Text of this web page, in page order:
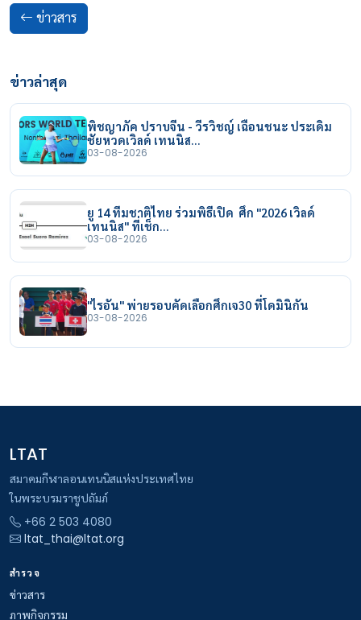
ข่าวสาร
ข่าวล่าสุด
พิชญาภัค ปราบจีน - วีรวิชญ์ เฉือนชนะ ประเดิม
ชัยหวดเวิลด์ เทนนิส…
03-08-2026
ยู 14 ทีมชาติไทย ร่วมพิธีเปิด ศึก "2026 เวิลด์
เทนนิส" ที่เช็ก…
03-08-2026
"ไรอัน" พ่ายรอบคัดเลือกศึกเจ30 ที่โดมินิกัน
03-08-2026
LTAT
สมาคมกีฬาลอนเทนนิสแห่งประเทศไทย
ในพระบรมราชูปถัมภ์
+66 2 503 4080
ltat_thai@ltat.org
สำรวจ
ข่าวสาร
ภาพกิจกรรม